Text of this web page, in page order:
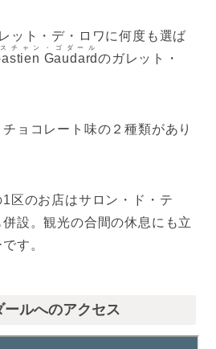
ット・デ・ロワに何度も選ば
Gaudard
チャン・ゴダール
のガレット・
ョコレート味の２種類があり
区のお店はサロン・ド・テ
併設。観光の合間の休息にも立
す。
ルへのアクセス